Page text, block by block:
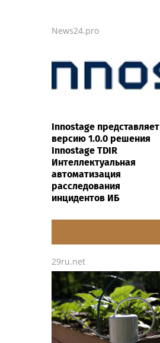
News24.pro
Innostage представляет
версию 1.0.0 решения
Innostage TDIR
Интеллектуальная
автоматизация
расследования
инцидентов ИБ
29ru.net